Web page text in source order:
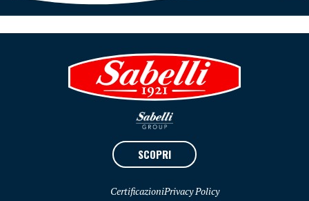
SCOPRI
CertificazioniPrivacy Policy